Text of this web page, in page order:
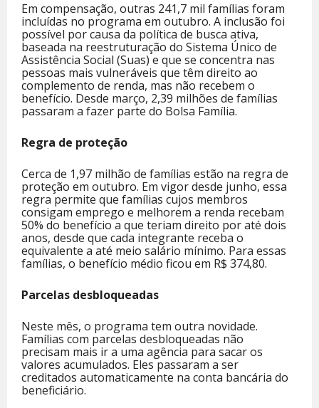
Em compensação, outras 241,7 mil famílias foram
incluídas no programa em outubro. A inclusão foi
possível por causa da política de busca ativa,
baseada na reestruturação do Sistema Único de
Assistência Social (Suas) e que se concentra nas
pessoas mais vulneráveis que têm direito ao
complemento de renda, mas não recebem o
benefício. Desde março, 2,39 milhões de famílias
passaram a fazer parte do Bolsa Família.
Regra de proteção
Cerca de 1,97 milhão de famílias estão na regra de
proteção em outubro. Em vigor desde junho, essa
regra permite que famílias cujos membros
consigam emprego e melhorem a renda recebam
50% do benefício a que teriam direito por até dois
anos, desde que cada integrante receba o
equivalente a até meio salário mínimo. Para essas
famílias, o benefício médio ficou em R$ 374,80.
Parcelas desbloqueadas
Neste mês, o programa tem outra novidade.
Famílias com parcelas desbloqueadas não
precisam mais ir a uma agência para sacar os
valores acumulados. Eles passaram a ser
creditados automaticamente na conta bancária do
beneficiário.